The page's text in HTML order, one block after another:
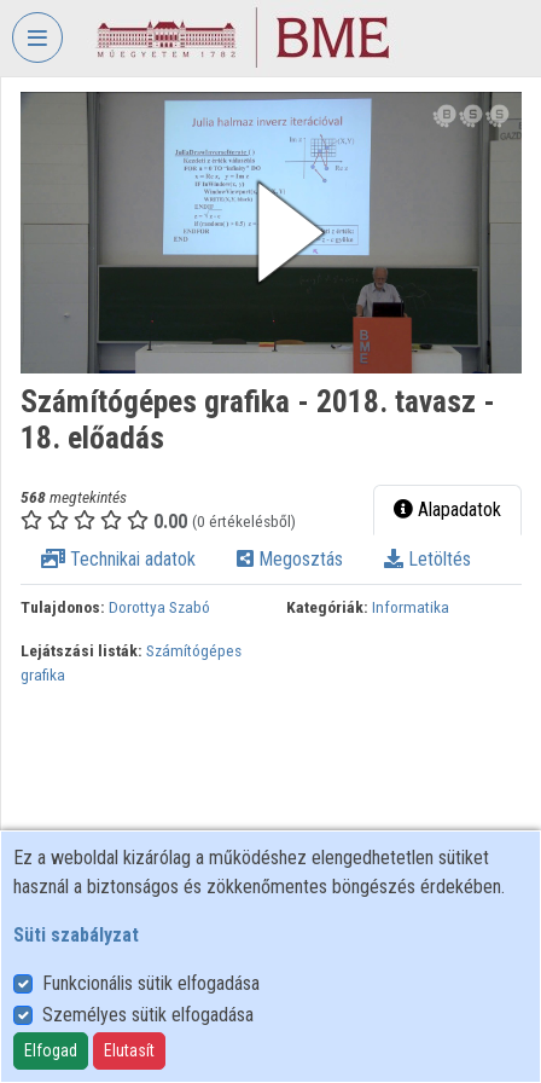
Fejléc kihagyása Menü kihagyása Tartalom kihagyása
TORIUM
ÉS
GAZDASÁGTUDOMÁNYI
Intézményi felfedezés
Kategóriák
Intézmények
Közreműködők
Számítógépes grafika - 2018. tavasz -
18. előadás
568megtekintés
0.00 (0 értékelésből) Alapadatok
Technikai adatok Megosztás Letöltés
Tulajdonos: Dorottya Szabó Kategóriák: Informatika
Lejátszási listák: Számítógépes
grafika
Felhasználói szabályzat
Adatkezelési tájékoztató
Süti szabályzat
Ez a weboldal kizárólag a működéshez elengedhetetlen sütiket
használ a biztonságos és zökkenőmentes böngészés érdekében.
Süti szabályzat
Funkcionális sütik elfogadása
Személyes sütik elfogadása
Elfogad Elutasít